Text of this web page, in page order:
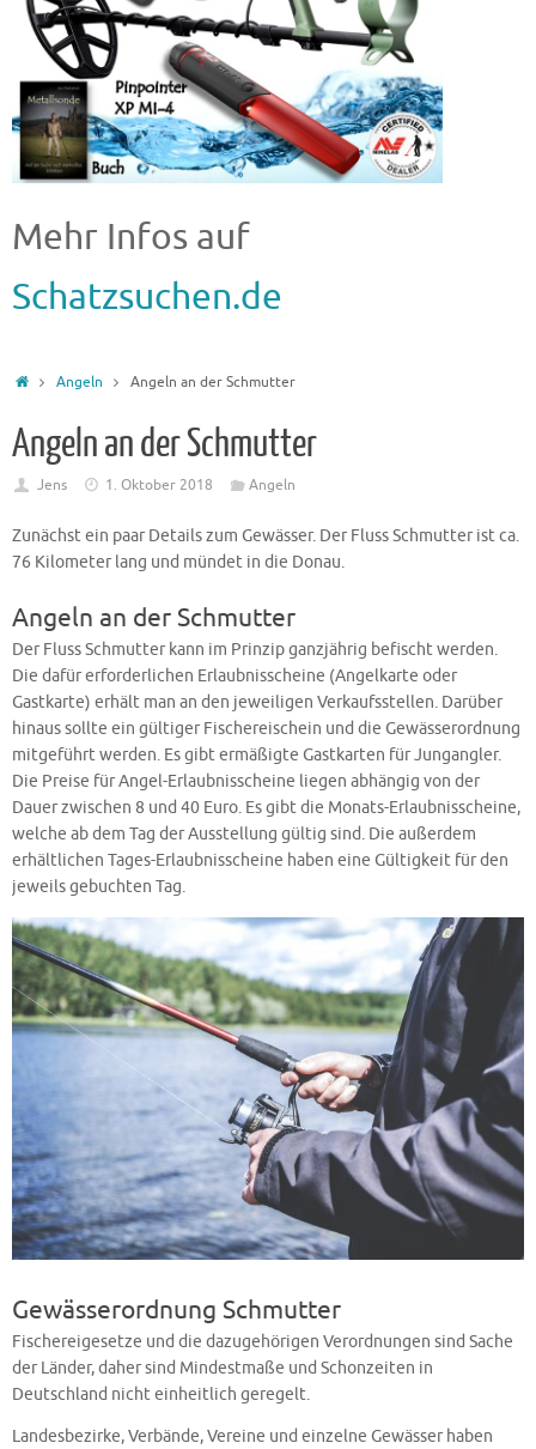
Mehr Infos auf
Schatzsuchen.de
Angeln Angeln an der Schmutter
Angeln an der Schmutter
Jens 1. Oktober 2018 Angeln
Zunächst ein paar Details zum Gewässer. Der Fluss Schmutter ist ca.
76 Kilometer lang und mündet in die Donau.
Angeln an der Schmutter
Der Fluss Schmutter kann im Prinzip ganzjährig befischt werden.
Die dafür erforderlichen Erlaubnisscheine (Angelkarte oder
Gastkarte) erhält man an den jeweiligen Verkaufsstellen. Darüber
hinaus sollte ein gültiger Fischereischein und die Gewässerordnung
mitgeführt werden. Es gibt ermäßigte Gastkarten für Jungangler.
Die Preise für Angel-Erlaubnisscheine liegen abhängig von der
Dauer zwischen 8 und 40 Euro. Es gibt die Monats-Erlaubnisscheine,
welche ab dem Tag der Ausstellung gültig sind. Die außerdem
erhältlichen Tages-Erlaubnisscheine haben eine Gültigkeit für den
jeweils gebuchten Tag.
Gewässerordnung Schmutter
Fischereigesetze und die dazugehörigen Verordnungen sind Sache
der Länder, daher sind Mindestmaße und Schonzeiten in
Deutschland nicht einheitlich geregelt.
Landesbezirke, Verbände, Vereine und einzelne Gewässer haben